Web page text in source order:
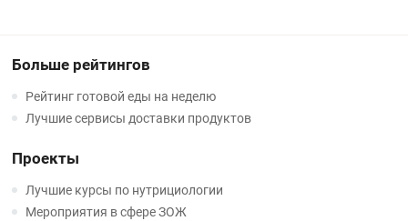
Больше рейтингов
Рейтинг готовой еды на неделю
Лучшие сервисы доставки продуктов
Проекты
Лучшие курсы по нутрициологии
Мероприятия в сфере ЗОЖ